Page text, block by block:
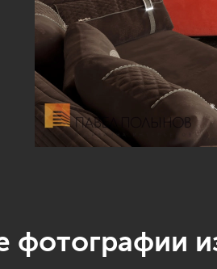
фотографии